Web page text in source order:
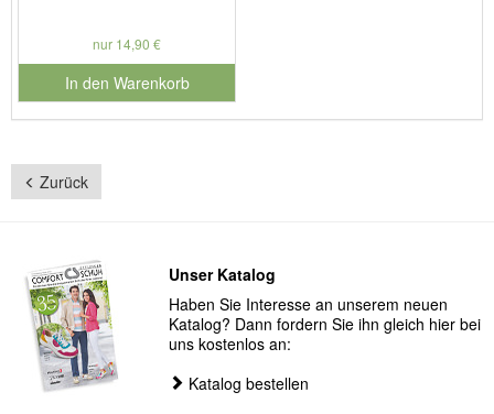
nur 14,90 €
In den Warenkorb
für Produktnummer 901181
Zurück
Unser Katalog
Haben Sie Interesse an unserem neuen
Katalog? Dann fordern Sie ihn gleich hier bei
uns kostenlos an:
Katalog bestellen